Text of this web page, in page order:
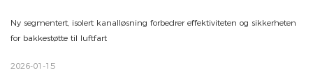
Ny segmentert, isolert kanalløsning forbedrer effektiviteten og sikkerheten
for bakkestøtte til luftfart
2026-01-15